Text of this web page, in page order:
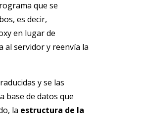
que se
es decir,
en lugar de
al servidor y reenvía la
y se las
base de datos que
la estructura de la